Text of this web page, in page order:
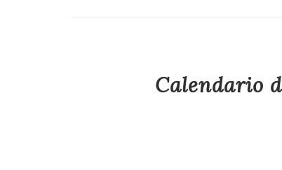
Calendario